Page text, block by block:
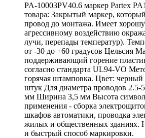
PA-10003PV40.6 маркер Partex
товара: Закрытый маркер,
провод до монтажа. Имеет
агрессивному воздействию
лучи, перепады температур).
от -30 до +60 градусов Цельсия
поддерживающий горение
согласно стандарта UL94-VO
горячая штамповка. Цвет:
штук Для диаметра проводов 2.5-
мм Ширина 3,5 мм Высота
применения - сборка
шкафов автоматики, проводка
жилых и общественных
и быстрый способ маркировки.